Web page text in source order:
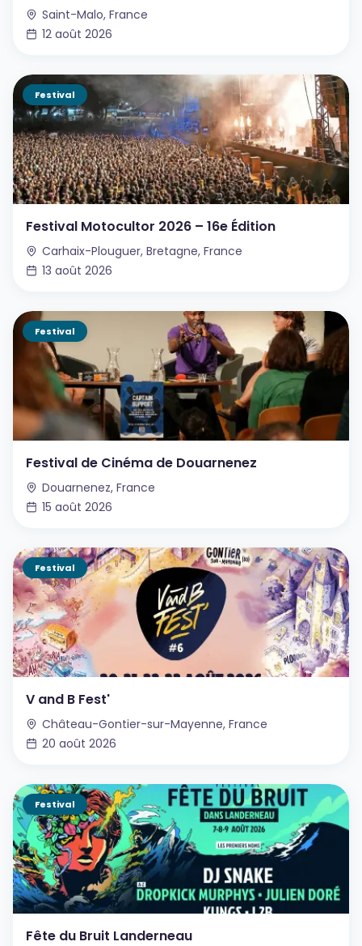
Saint-Malo, France
12 août 2026
Festival
Festival Motocultor 2026 – 16e Édition
Carhaix-Plouguer, Bretagne, France
13 août 2026
Festival
Festival de Cinéma de Douarnenez
Douarnenez, France
15 août 2026
Festival
V and B Fest'
Château-Gontier-sur-Mayenne, France
20 août 2026
Festival
Fête du Bruit Landerneau